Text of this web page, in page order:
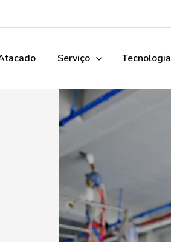
Serviço Tecnologia